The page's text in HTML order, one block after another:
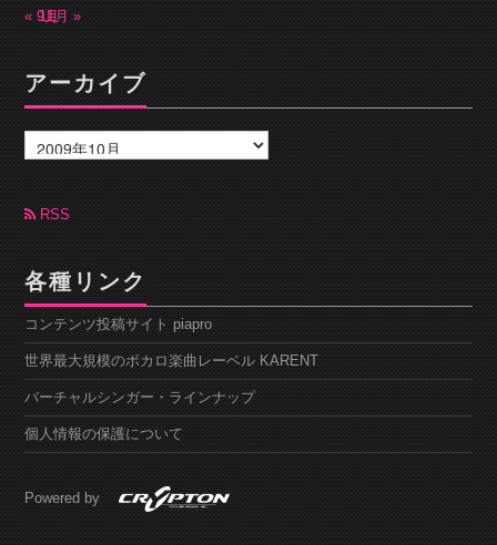
« 9月
11月 »
アーカイブ
ー
カ
ブ RSS
各種リンク
コンテンツ投稿サイト piapro
世界最大規模のボカロ楽曲レーベル KARENT
バーチャルシンガー・ラインナップ
個人情報の保護について
Powered by